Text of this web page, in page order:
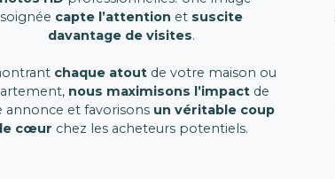
soignée capte l’attention et suscite
davantage de visites.
chaque atoutde votre maison ou
nous maximisons l’impactde
annonce et favorisons un véritable coup
cœur chez les acheteurs potentiels.